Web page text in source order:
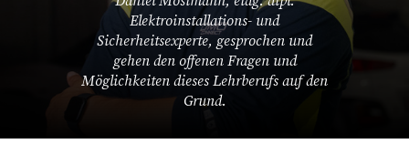
Elektroinstallations- und
Sicherheitsexperte, gesprochen und
gehen den offenen Fragen und
Möglichkeiten dieses Lehrberufs auf den
Grund.